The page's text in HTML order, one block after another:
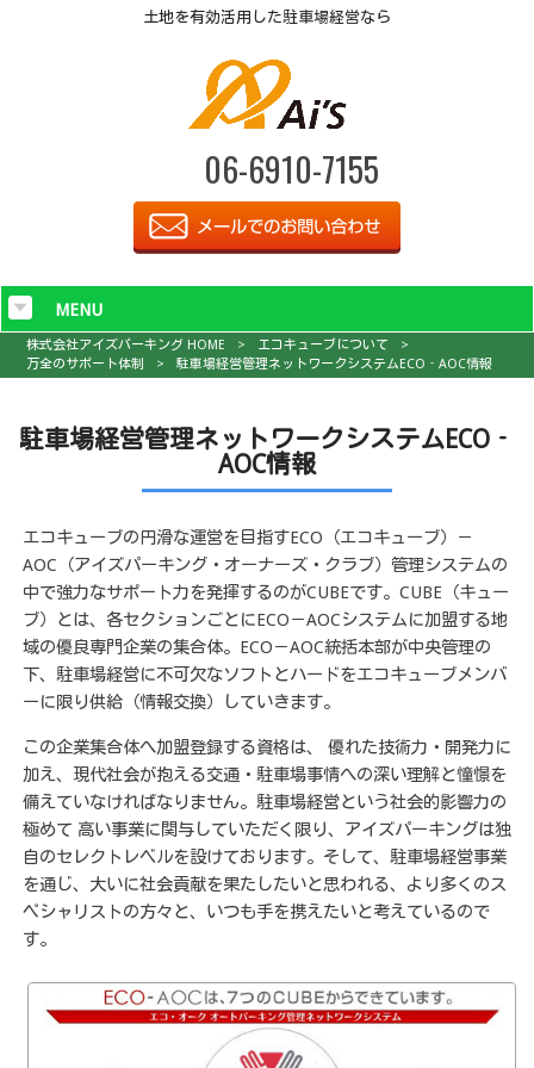
土地を有効活用した駐車場経営なら
06-6910-7155
MENU
株式会社アイズパーキング HOME > エコキューブについて
>
万全のサポート体制
> 駐車場経営管理ネットワークシステムECO‐AOC情報
駐車場経営管理ネットワークシステムECO‐
AOC情報
エコキューブの円滑な運営を目指すECO（エコキューブ）－
AOC（アイズパーキング・オーナーズ・クラブ）管理システムの
中で強力なサポート力を発揮するのがCUBEです。CUBE（キュー
ブ）とは、各セクションごとにECO－AOCシステムに加盟する地
域の優良専門企業の集合体。ECO－AOC統括本部が中央管理の
下、駐車場経営に不可欠なソフトとハードをエコキューブメンバ
ーに限り供給（情報交換）していきます。
この企業集合体へ加盟登録する資格は、 優れた技術力・開発力に
加え、現代社会が抱える交通・駐車場事情への深い理解と憧憬を
備えていなければなりません。駐車場経営という社会的影響力の
極めて 高い事業に関与していただく限り、アイズパーキングは独
自のセレクトレベルを設けております。そして、駐車場経営事業
を通じ、大いに社会貢献を果たしたいと思われる、より多くのス
ペシャリストの方々と、いつも手を携えたいと考えているので
す。